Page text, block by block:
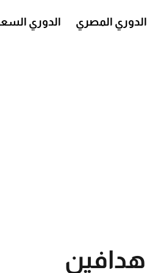
الدوري المصري الدوري
محمد صلاح في الصدارة.. أفضل 5 هدافين